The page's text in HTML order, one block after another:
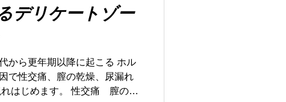
デリケートゾー
から更年期以降に起こる ホル
で性交痛、膣の乾燥、尿漏れ
はじめます。 性交痛 膣の感